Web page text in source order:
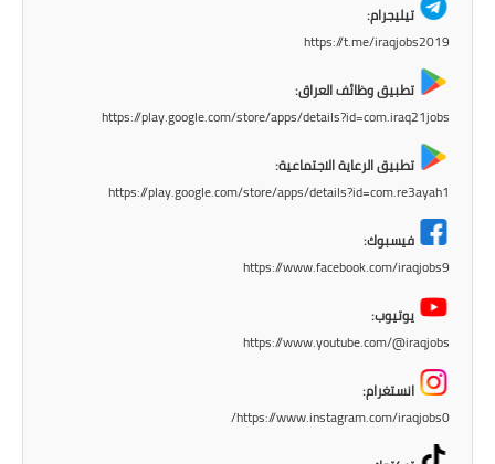
المرحلة الاعدادية
تيليجرام:
https://t.me/iraqjobs2019
تطبيق وظائف العراق:
https://play.google.com/store/apps/details?id=com.iraq21jobs
تطبيق الرعاية الاجتماعية:
https://play.google.com/store/apps/details?id=com.re3ayah1
فيسبوك:
https://www.facebook.com/iraqjobs9
يوتيوب:
https://www.youtube.com/@iraqjobs
انستغرام:
https://www.instagram.com/iraqjobs0/